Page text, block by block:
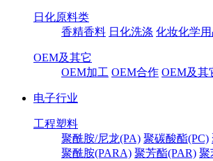
日化原料类
香精香料 日化洗涤 化妆化学用
OEM及其它
OEM加工 OEM合作 OEM及其
电子行业
工程塑料
聚酰胺/尼龙(PA) 聚碳酸酯(PC)
聚酰胺(PARA) 聚芳酯(PAR) 聚